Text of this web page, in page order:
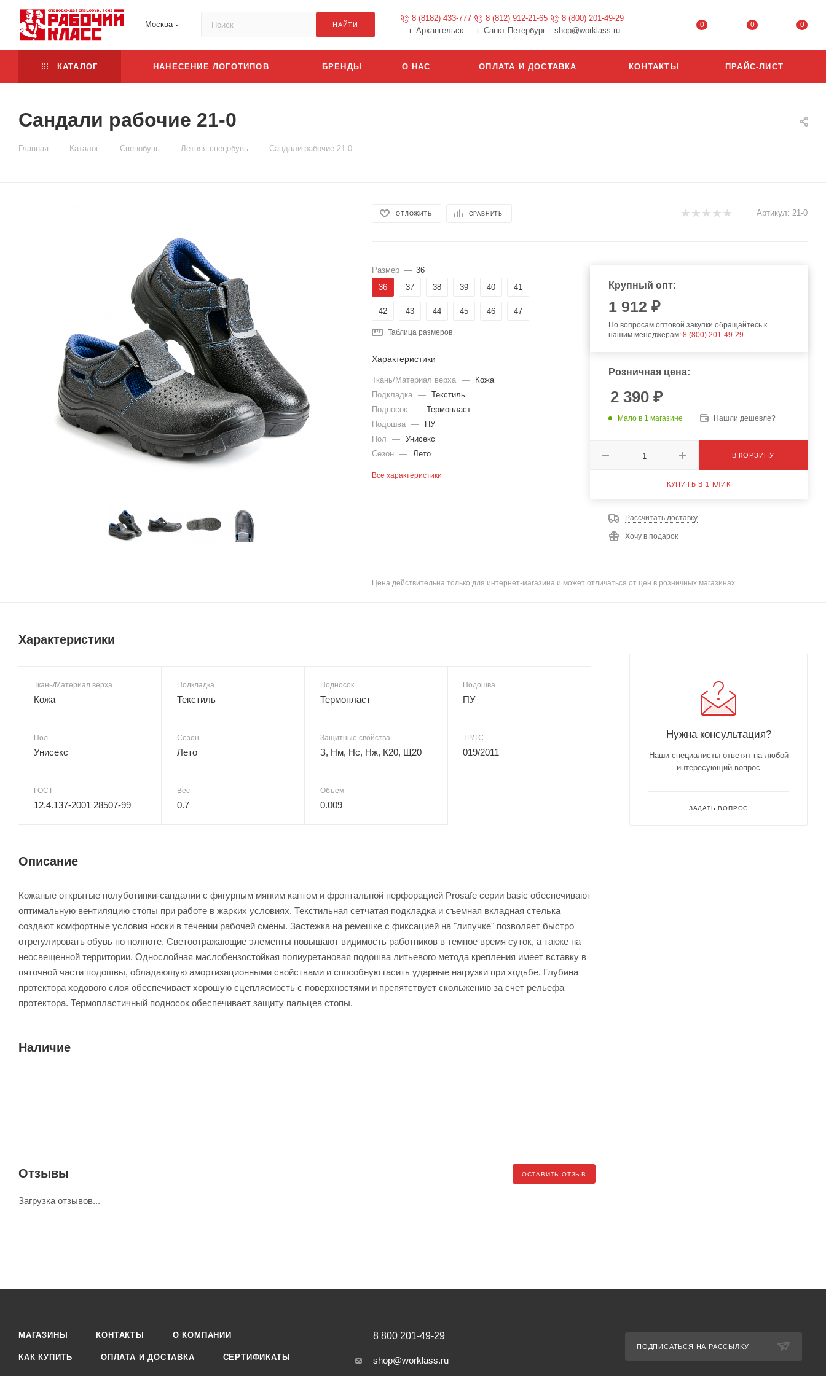
Москва НАЙТИ
8 (8182) 433-777
г. Архангельск
8 (812) 912-21-65
г. Санкт-Петербург
8 (800) 201-49-29
shop@worklass.ru
0 0 0
КАТАЛОГ НАНЕСЕНИЕ ЛОГОТИПОВ БРЕНДЫ О НАС ОПЛАТА И ДОСТАВКА КОНТАКТЫ ПРАЙС-ЛИСТ
Сандали рабочие 21-0
Главная — Каталог — Спецобувь — Летняя спецобувь — Сандали рабочие 21-0
ОТЛОЖИТЬ СРАВНИТЬ Артикул: 21-0
Размер — 36
36
37 38 39 40 41
42 43 44 45 46 47
Таблица размеров
Характеристики
Ткань/Материал верха —
Кожа
Подкладка
—
Текстиль
Подносок
—
Термопласт
Подошва
—
ПУ
Пол
—
Унисекс
Сезон
— Лето
Все характеристики
Крупный опт:
1 912 ₽
По вопросам оптовой закупки обращайтесь к
нашим менеджерам: 8 (800) 201-49-29
Розничная цена:
2 390₽
Мало в 1 магазине Нашли дешевле?
В КОРЗИНУ
КУПИТЬ В 1 КЛИК
Рассчитать доставку
Хочу в подарок
Цена действительна только для интернет-магазина и может отличаться от цен в розничных магазинах
Характеристики
Ткань/Материал верха
Кожа
Подкладка
Текстиль
Подносок
Термопласт
Подошва
ПУ
Пол
Унисекс
Сезон
Лето
Защитные свойства
З, Нм, Нс, Нж, К20, Щ20
ТР/ТС
019/2011
ГОСТ
12.4.137-2001 28507-99
Вес
0.7
Объем
0.009
Описание
Кожаные открытые полуботинки-сандалии c фигурным мягким кантом и фронтальной перфорацией Prosafe серии basic обеспечивают
оптимальную вентиляцию стопы при работе в жарких условиях. Текстильная сетчатая подкладка и съемная вкладная стелька
создают комфортные условия носки в течении рабочей смены. Застежка на ремешке с фиксацией на "липучке" позволяет быстро
отрегулировать обувь по полноте. Светоотражающие элементы повышают видимость работников в темное время суток, а также на
неосвещенной территории. Однослойная маслобензостойкая полиуретановая подошва литьевого метода крепления имеет вставку в
пяточной части подошвы, обладающую амортизационными свойствами и способную гасить ударные нагрузки при ходьбе. Глубина
протектора ходового слоя обеспечивает хорошую сцепляемость с поверхностями и препятствует скольжению за счет рельефа
протектора. Термопластичный подносок обеспечивает защиту пальцев стопы.
Наличие
Отзывы ОСТАВИТЬ ОТЗЫВ
Загрузка отзывов...
Нужна консультация?
Наши специалисты ответят на любой
интересующий вопрос
ЗАДАТЬ ВОПРОС
МАГАЗИНЫ КОНТАКТЫ О КОМПАНИИ
КАК КУПИТЬ ОПЛАТА И ДОСТАВКА СЕРТИФИКАТЫ
8 800 201-49-29
shop@worklass.ru
ПОДПИСАТЬСЯ НА РАССЫЛКУ